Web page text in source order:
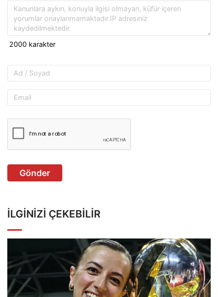
Gönder
İLGINIZI ÇEKEBILIR